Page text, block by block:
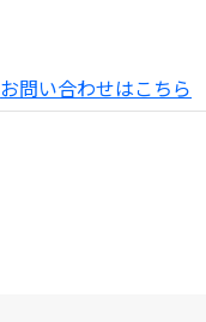
お問い合わせはこちら